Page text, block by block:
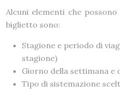
Alcuni elementi che
biglietto sono:
Stagione e periodo di
stagione)
Giorno della settimana e
Tipo di sistemazione